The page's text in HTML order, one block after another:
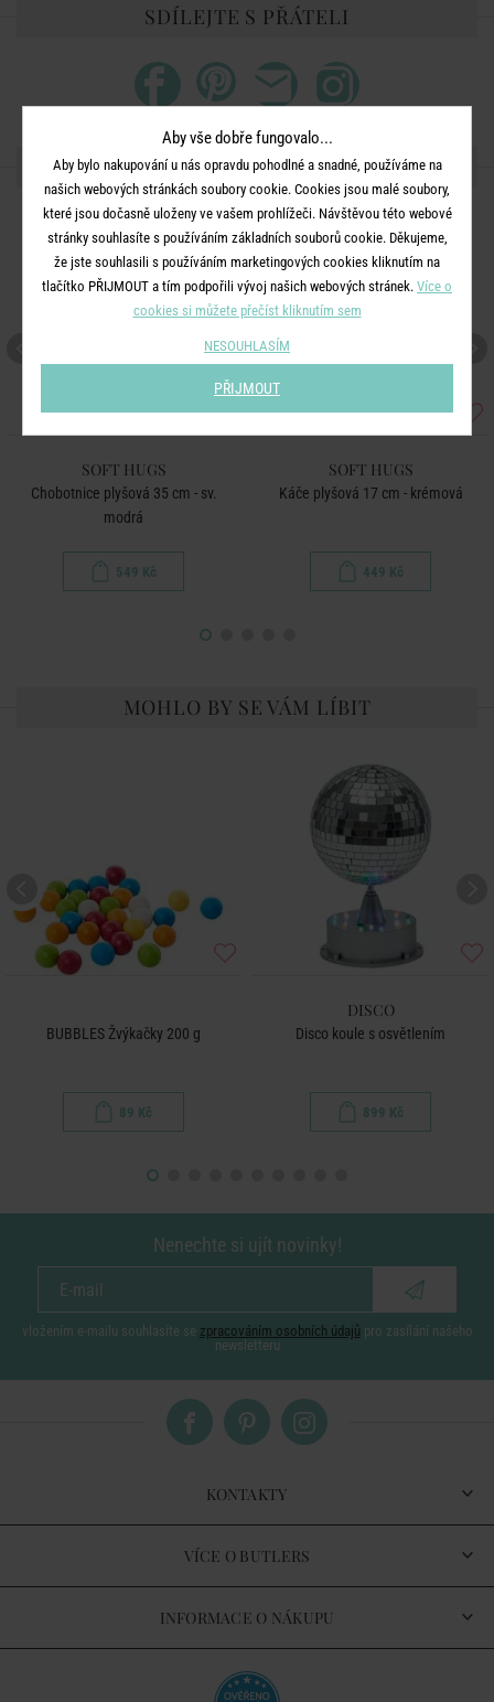
SDÍLEJTE S PŘÁTELI
DALŠÍ PRODUKTY ZE SÉRIE
SOFT HUGS
Chobotnice plyšová 35 cm - sv.
modrá
549 Kč
SOFT HUGS
Káče plyšová 17 cm - krémová
449 Kč
MOHLO BY SE VÁM LÍBIT
BUBBLES Žvýkačky 200 g
89 Kč
DISCO
Disco koule s osvětlením
899 Kč
Nenechte si ujít novinky!
vložením e-mailu souhlasíte se zpracováním osobních údajů pro zasílání našeho
newsletteru
KONTAKTY
VÍCE O BUTLERS
INFORMACE O NÁKUPU
Aby vše dobře fungovalo...
Aby bylo nakupování u nás opravdu pohodlné a snadné, používáme na
našich webových stránkách soubory cookie. Cookies jsou malé soubory,
které jsou dočasně uloženy ve vašem prohlížeči. Návštěvou této webové
stránky souhlasíte s používáním základních souborů cookie. Děkujeme,
že jste souhlasili s používáním marketingových cookies kliknutím na
tlačítko PŘIJMOUT a tím podpořili vývoj našich webových stránek. Více o
cookies si můžete přečíst kliknutím sem
NESOUHLASÍM
PŘIJMOUT